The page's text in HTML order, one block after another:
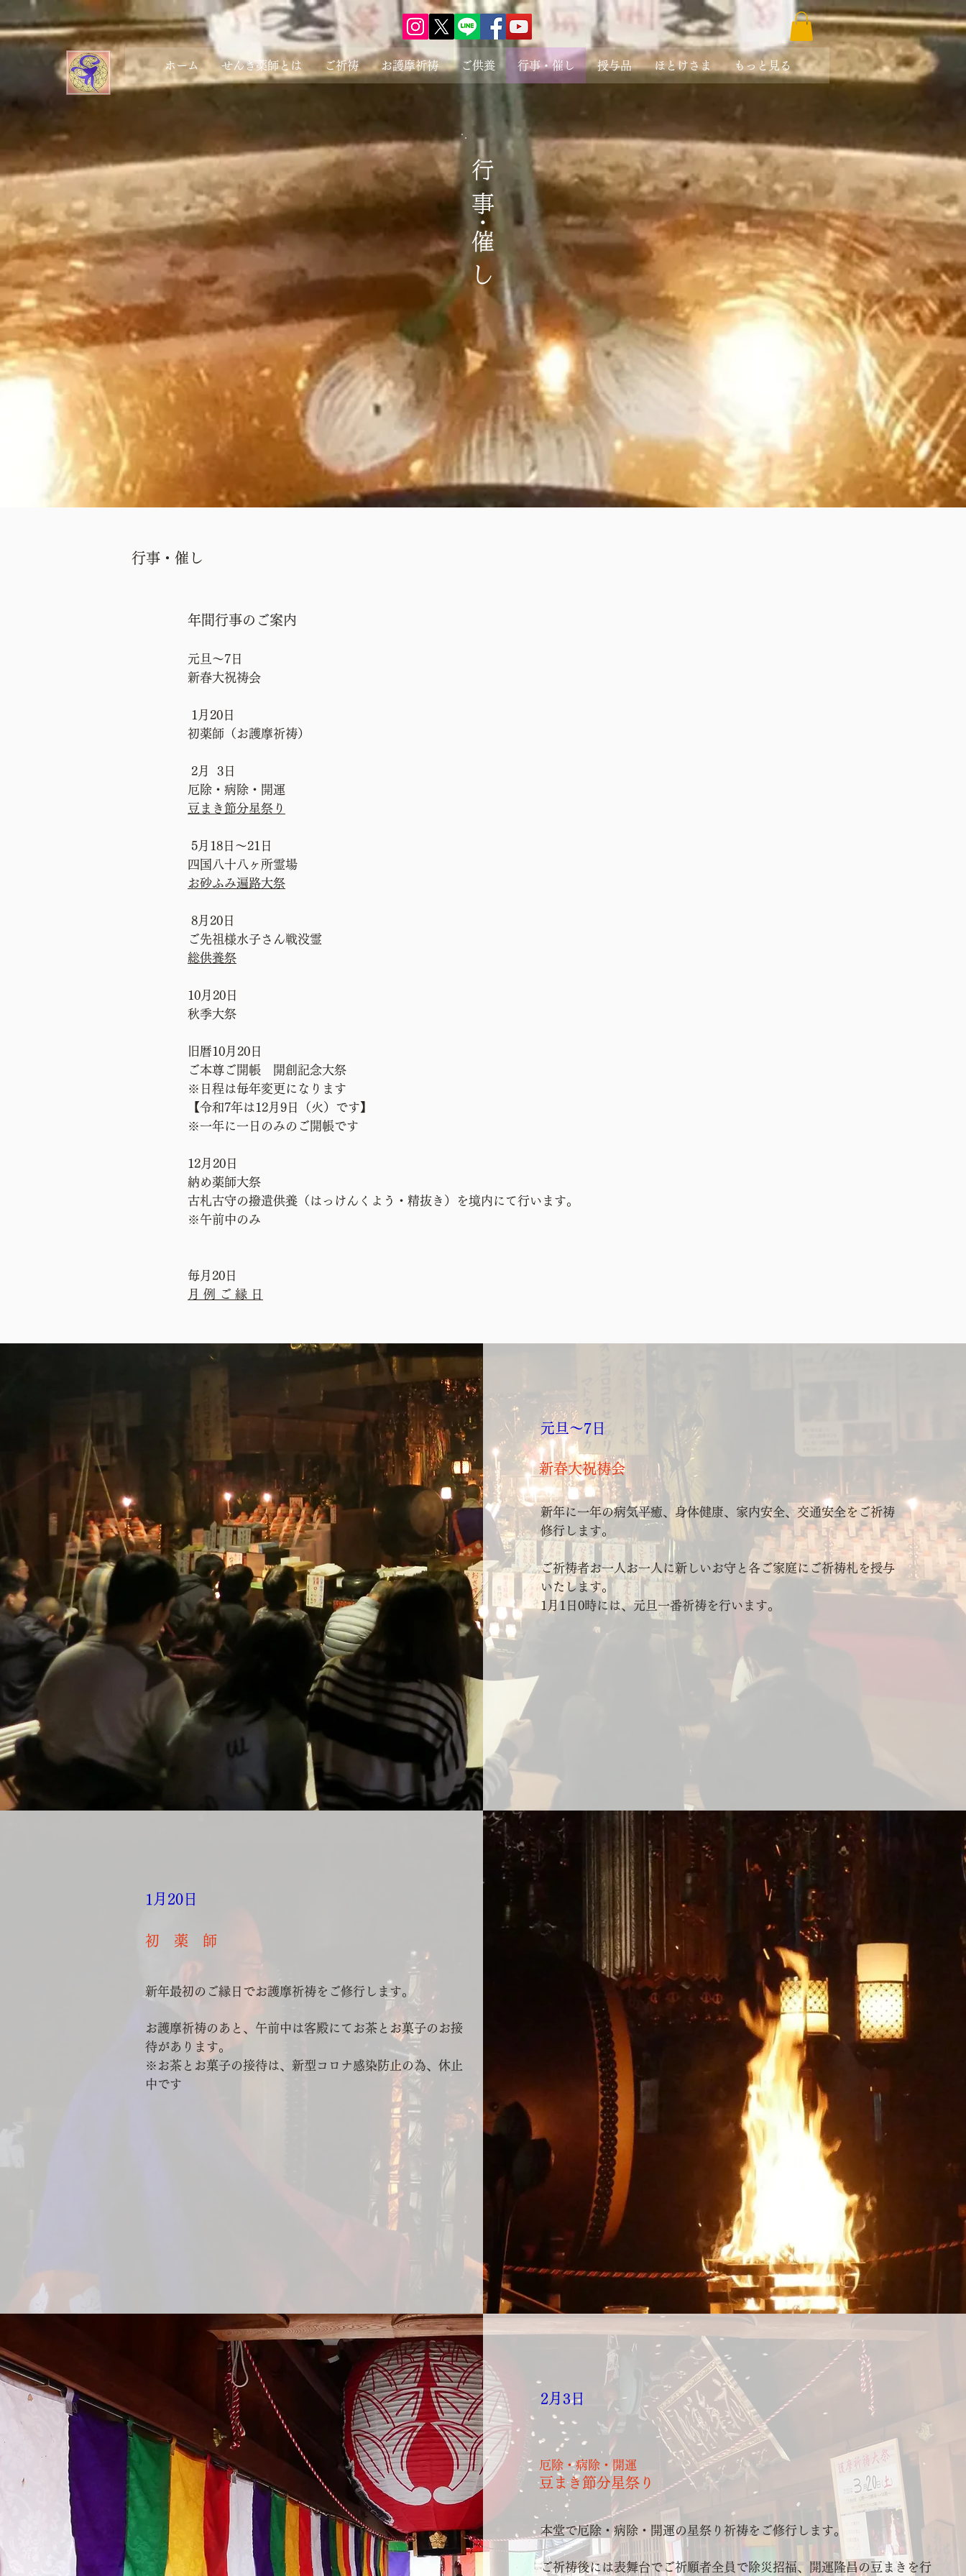
行事・催し
年間行事のご案内
元旦～7日
新春大祝祷会
1月20日
初薬師（お護摩祈祷）
2月 3日
厄除・病除・開運
豆まき節分星祭り
5月18日～21日
四国八十八ヶ所霊場
お砂ふみ遍路大祭
8月20日
ご先祖様水子さん戦没霊
総供養祭
10月20日
秋季大祭
旧暦10月20日
ご本尊ご開帳 開創記念大祭
※日程は毎年変更になります
​【令和7年は12月9日（火）です】
※一年に一日のみのご開帳です
12月20日
納め薬師大祭
古札古守の撥遣供養（はっけんくよう・精抜き）を境内にて行います。
※午前中のみ
毎月20日
月 例 ご 縁 日
元旦～7日
新春大祝祷会
新年に一年の病気平癒、身体健康、家内安全、交通安全をご祈祷
修行します。
ご祈祷者お一人お一人に新しいお守と各ご家庭にご祈祷札を授与
いたします。
1月1日0時には、元旦一番祈祷を行います。
1月20日
初 薬 師
新年最初のご縁日でお護摩祈祷をご修行します。
お護摩祈祷のあと、午前中は客殿にてお茶とお菓子のお接
待があります。
※お茶とお菓子の接待は、新型コロナ感染防止の為、休止
中です
2月3日
厄除・病除・開運
豆まき節分星祭り
本堂で厄除・病除・開運の星祭り祈祷をご修行します。
ご祈祷後には表舞台でご祈願者全員で除災招福、開運隆昌の豆まきを行
ホーム せんき薬師とは ご祈祷 お護摩祈祷 ご供養 行事・催し 授与品 ほとけさま もっと見る